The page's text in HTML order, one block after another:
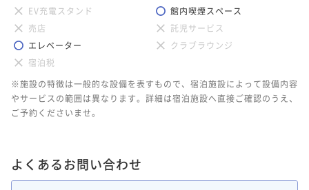
EV充電スタンド
館内喫煙スペース
売店
託児サービス
エレベーター
クラブラウンジ
宿泊税
※施設の特徴は一般的な設備を表すもので、宿泊施設によって設備内容
やサービスの範囲は異なります。詳細は宿泊施設へ直接ご確認のうえ、
ご予約くださいませ。
よくあるお問い合わせ